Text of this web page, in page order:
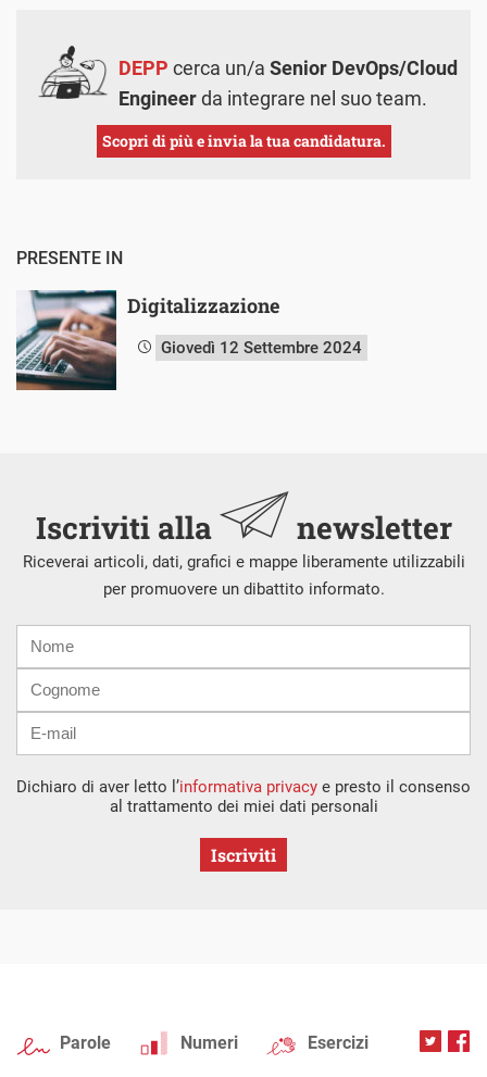
DEPP cerca un/a Senior DevOps/Cloud
Engineerda integrare nel suo team.
Scopri di più e invia la tua candidatura.
PRESENTE IN
Digitalizzazione
Giovedì 12 Settembre 2024
Iscriviti alla newsletter
Riceverai articoli, dati, grafici e mappe liberamente utilizzabili
per promuovere un dibattito informato.
mail
Dichiaro di aver letto l’informativa privacy e presto il consenso
al trattamento dei miei dati personali
Iscriviti
Parole Numeri Esercizi